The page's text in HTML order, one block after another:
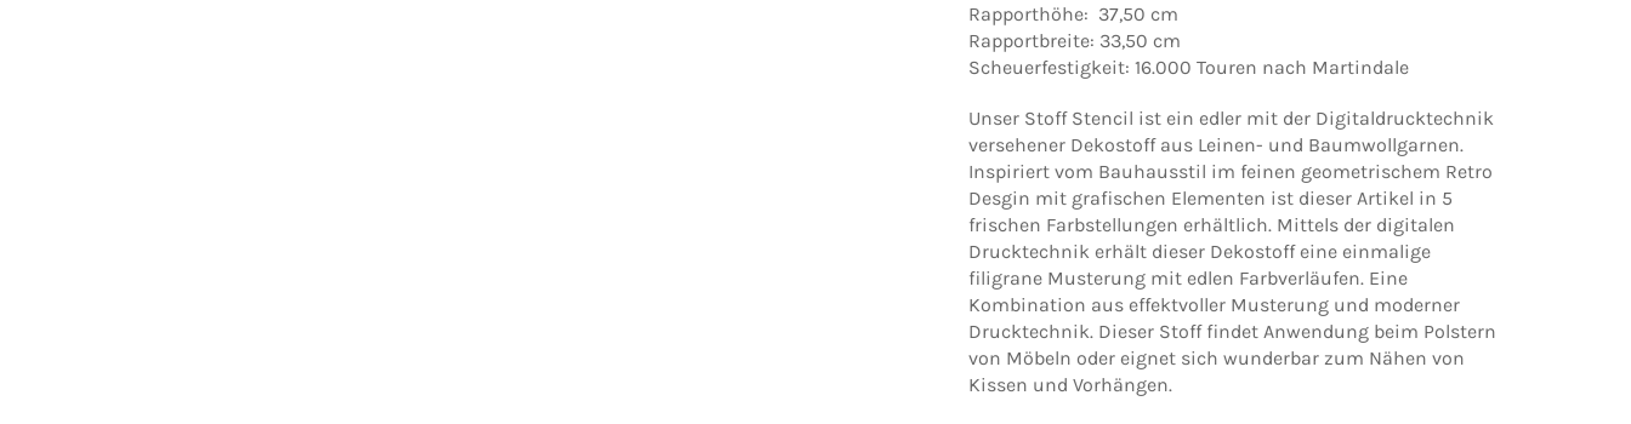
Rapporthöhe: 37,50 cm
Rapportbreite: 33,50 cm
Scheuerfestigkeit: 16.000 Touren nach Martindale
Unser Stoff Stencil ist ein edler mit der Digitaldrucktechnik
versehener Dekostoff aus Leinen- und Baumwollgarnen.
Inspiriert vom Bauhausstil im feinen geometrischem Retro
Desgin mit grafischen Elementen ist dieser Artikel in 5
frischen Farbstellungen erhältlich. Mittels der digitalen
Drucktechnik erhält dieser Dekostoff eine einmalige
filigrane Musterung mit edlen Farbverläufen. Eine
Kombination aus effektvoller Musterung und moderner
Drucktechnik. Dieser Stoff findet Anwendung beim Polstern
von Möbeln oder eignet sich wunderbar zum Nähen von
Kissen und Vorhängen.